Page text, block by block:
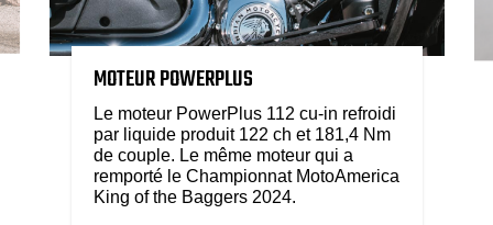
MOTEUR POWERPLUS
Le moteur PowerPlus 112 cu-in refroidi
par liquide produit 122 ch et 181,4 Nm
de couple. Le même moteur qui a
remporté le Championnat MotoAmerica
King of the Baggers 2024.